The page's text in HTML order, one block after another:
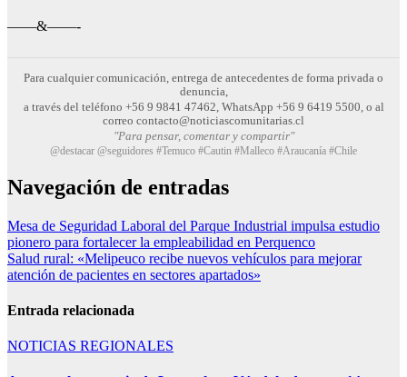
——&——-
Para cualquier comunicación, entrega de antecedentes de forma privada o
denuncia,
a través del teléfono +56 9 9841 47462, WhatsApp +56 9 6419 5500, o al
correo contacto@noticiascomunitarias.cl
"Para pensar, comentar y compartir"
@destacar @seguidores #Temuco #Cautin #Malleco #Araucanía #Chile
Navegación de entradas
Mesa de Seguridad Laboral del Parque Industrial impulsa estudio
pionero para fortalecer la empleabilidad en Perquenco
Salud rural: «Melipeuco recibe nuevos vehículos para mejorar
atención de pacientes en sectores apartados»
Entrada relacionada
NOTICIAS REGIONALES